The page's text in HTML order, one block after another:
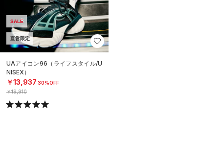
SALE
直営限定
UAアイコン96（ライフスタイル/U
NISEX）
￥13,937 30%OFF
￥19,910